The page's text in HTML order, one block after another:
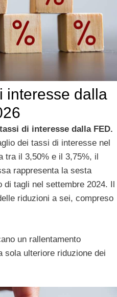
interesse dalla
di interesse dalla FED.
dei tassi di interesse nel
tra il 3,50% e il 3,75%, il
rappresenta la sesta
tagli nel settembre 2024. Il
riduzioni a sei, compreso
un rallentamento
sola ulteriore riduzione dei